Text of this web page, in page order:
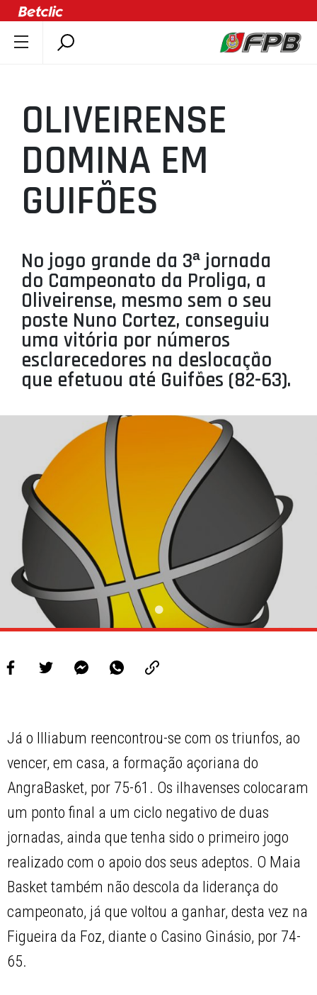
ÚLTIMAS
COMPETIÇÕES
ASSOCIAÇÕES
CLUBES
AGENTES
SELEÇÕES
MINIBASQUETE
ÁREA TÉCNICA
PROJETOS
LIGA BETCLIC MASCULINA
LIGA BETCLIC FEMININA
OLIVEIRENSE
DOMINA EM
GUIFÕES
No jogo grande da 3ª jornada
do Campeonato da Proliga, a
Oliveirense, mesmo sem o seu
poste Nuno Cortez, conseguiu
uma vitória por números
esclarecedores na deslocação
que efetuou até Guifões (82-63).
Já o Illiabum reencontrou-se com os triunfos, ao
vencer, em casa, a formação açoriana do
AngraBasket, por 75-61. Os ilhavenses colocaram
um ponto final a um ciclo negativo de duas
jornadas, ainda que tenha sido o primeiro jogo
realizado com o apoio dos seus adeptos. O Maia
Basket também não descola da liderança do
campeonato, já que voltou a ganhar, desta vez na
Figueira da Foz, diante o Casino Ginásio, por 74-
65.